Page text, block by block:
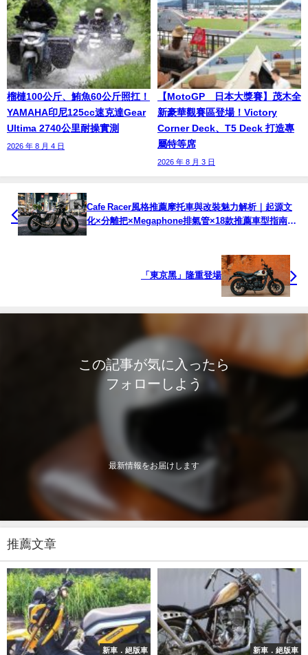
榴槤100公斤、鮪魚60公斤照扛！
YAMAHA印尼125cc速克達Gear
Ultima 2740公里耐操實測
2026 年 8 月 4 日
【MotoGP™日本大獎賽】茂木全
新豪華觀賽區登場！Victory
Corner Deck、T5 Deck 打造專
屬特等席
2026 年 8 月 3 日
Cafe Racer風格推薦摩托車與改裝魅力解析｜起源文
化×分離把×Megaphone排氣管×18款推薦車型指南 |
「東京黑」隆重登場
この記事が気に入ったら
フォローしよう
最新情報をお届けします
推薦文章
新車．絕版車 新車．絕版車